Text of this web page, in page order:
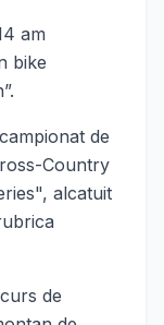
am
bike
de
Country
alcatuit
de